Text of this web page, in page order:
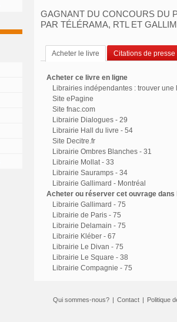
GAGNANT DU CONCOURS DU
PAR TÉLÉRAMA, RTL ET
Acheter le livre Citations de presse
Acheter ce livre en ligne
Librairies indépendantes : trouver une
Site ePagine
Site fnac.com
Librairie Dialogues - 29
Librairie Hall du livre - 54
Site Decitre.fr
Librairie Ombres Blanches - 31
Librairie Mollat - 33
Librairie Sauramps - 34
Librairie Gallimard - Montréal
Acheter ou réserver cet ouvrage
Librairie Gallimard - 75
Librairie de Paris - 75
Librairie Delamain - 75
Librairie Kléber - 67
Librairie Le Divan - 75
Librairie Le Square - 38
Librairie Compagnie - 75
Qui sommes-nous? | Contact | Politique